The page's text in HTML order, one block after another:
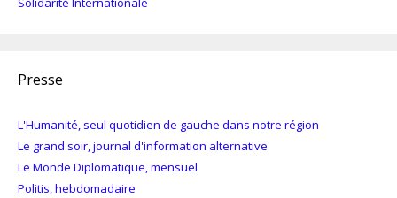
Presse
L'Humanité, seul quotidien de gauche dans notre région
Le grand soir, journal d'information alternative
Le Monde Diplomatique, mensuel
Politis, hebdomadaire